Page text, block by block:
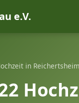
e.V.
in Reichertsheim